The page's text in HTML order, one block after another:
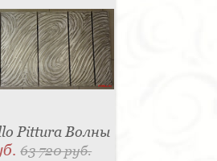
Pittura Волны
63 720 руб.